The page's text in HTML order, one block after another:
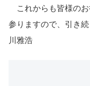
これからも皆様の
参りますので、引き
川雅浩